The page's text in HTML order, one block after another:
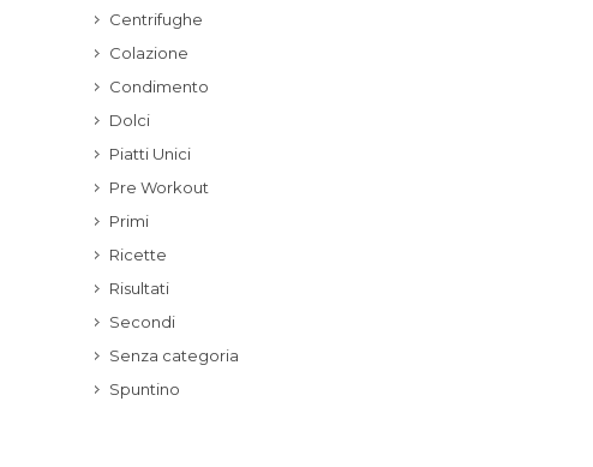
Centrifughe
Colazione
Condimento
Dolci
Piatti Unici
Pre Workout
Primi
Ricette
Risultati
Secondi
Senza categoria
Spuntino